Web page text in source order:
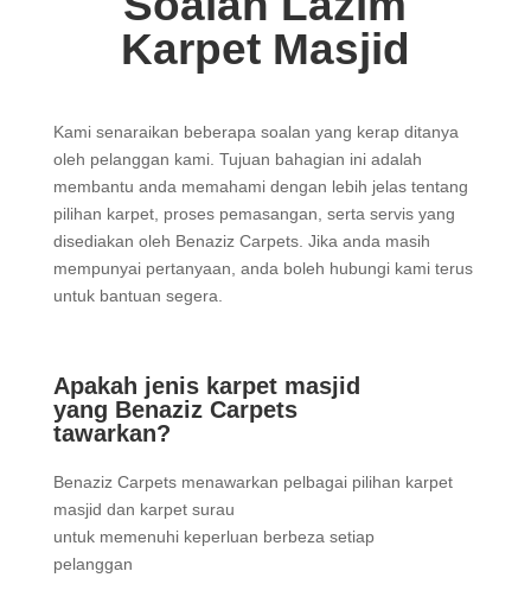
Karpet Masjid
Kami senaraikan beberapa soalan yang kerap ditanya
oleh pelanggan kami. Tujuan bahagian ini adalah
membantu anda memahami dengan lebih jelas tentang
pilihan karpet, proses pemasangan, serta servis yang
disediakan oleh Benaziz Carpets. Jika anda masih
mempunyai pertanyaan, anda boleh hubungi kami terus
untuk bantuan segera.
Apakah jenis karpet masjid
yang Benaziz Carpets
tawarkan?
Benaziz Carpets menawarkan pelbagai pilihan karpet
masjid dan karpet surau
untuk memenuhi keperluan berbeza setiap
pelanggan